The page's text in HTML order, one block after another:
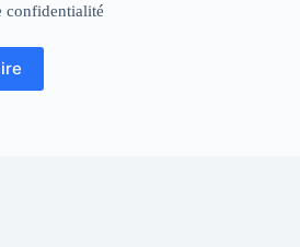
confidentialité